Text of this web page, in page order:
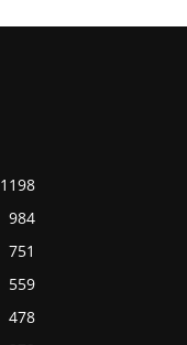
1198
984
751
559
478